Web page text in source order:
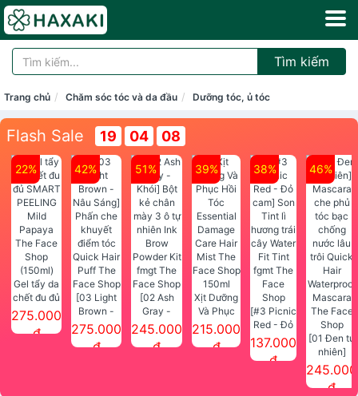
Tìm kiếm
Trang chủ Chăm sóc tóc và da đầu Dưỡng tóc, ủ tóc
Flash Sale 19 04 07
22%
Gel tẩy da
chết đu đủ
SMART
PEELING
275.000
đ
42%
[03 Light
Brown -
Nâu Sáng]
Phấn che
275.000
đ
51%
[02 Ash
Gray -
Khói] Bột
kẻ chân
245.000
đ
39%
Xịt Dưỡng
Và Phục
Hồi Tóc
Essential
215.000
đ
38%
[#3 Picnic
Red - Đỏ
cam] Son
137.000
đ
46%
[01 Đen tự
nhiên]
Mascara
che phủ
245.000
đ